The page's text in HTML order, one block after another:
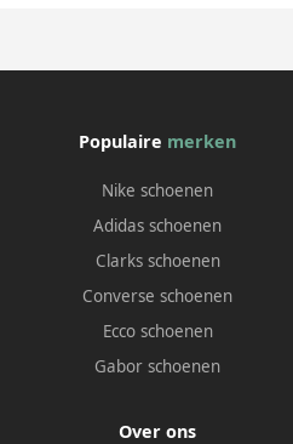
Populaire merken
Nike schoenen
Adidas schoenen
Clarks schoenen
Converse schoenen
Ecco schoenen
Gabor schoenen
Over ons